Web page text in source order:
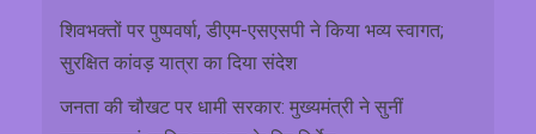
शिवभक्तों पर पुष्पवर्षा, डीएम-एसएसपी ने किया भव्य स्वागत;
सुरक्षित कांवड़ यात्रा का दिया संदेश
जनता की चौखट पर धामी सरकार: मुख्यमंत्री ने सुनीं